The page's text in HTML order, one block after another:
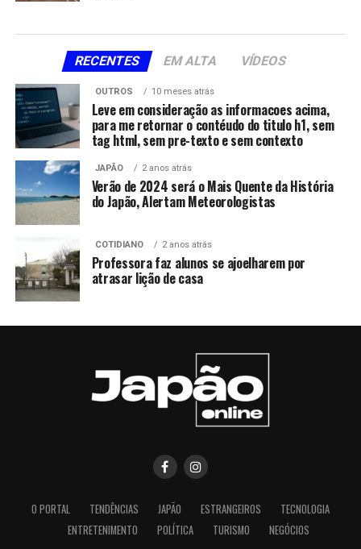
RECENTES EM ALTA VÍDEOS
OUTROS 10 meses atrás
Leve em consideração as informacoes acima,
para me retornar o contéudo do titulo h1, sem
tag html, sem pre-texto e sem contexto
JAPÃO 2 anos atrás
Verão de 2024 será o Mais Quente da História
do Japão, Alertam Meteorologistas
COTIDIANO 2 anos atrás
Professora faz alunos se ajoelharem por
atrasar lição de casa
O PORTAL TENDÊNCIAS JAPÃO ESTRANGEIROS
TECNOLOGIA
ENTRETENIMENTO
POLÍTICA TURISMO NEGÓCIOS